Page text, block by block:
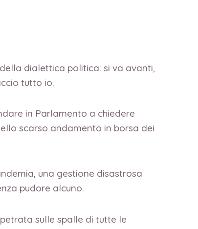
dialettica politica: si va avanti,
tutto io.
in Parlamento a chiedere
scarso andamento in borsa dei
una gestione disastrosa
pudore alcuno.
sulle spalle di tutte le